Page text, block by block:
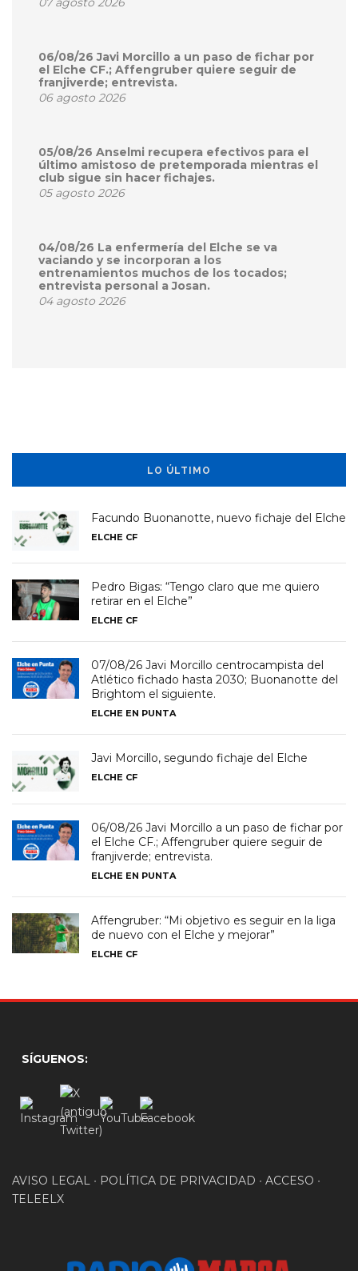
06/08/26 Javi Morcillo a un paso de fichar por
el Elche CF.; Affengruber quiere seguir de
franjiverde; entrevista.
06 agosto 2026
05/08/26 Anselmi recupera efectivos para el
último amistoso de pretemporada mientras el
club sigue sin hacer fichajes.
05 agosto 2026
04/08/26 La enfermería del Elche se va
vaciando y se incorporan a los
entrenamientos muchos de los tocados;
entrevista personal a Josan.
04 agosto 2026
LO ÚLTIMO
Facundo Buonanotte, nuevo fichaje del Elche
ELCHE CF
Pedro Bigas: “Tengo claro que me quiero
retirar en el Elche”
ELCHE CF
07/08/26 Javi Morcillo centrocampista del
Atlético fichado hasta 2030; Buonanotte del
Brightom el siguiente.
ELCHE EN PUNTA
Javi Morcillo, segundo fichaje del Elche
ELCHE CF
06/08/26 Javi Morcillo a un paso de fichar por
el Elche CF.; Affengruber quiere seguir de
franjiverde; entrevista.
ELCHE EN PUNTA
Affengruber: “Mi objetivo es seguir en la liga
de nuevo con el Elche y mejorar”
ELCHE CF
SÍGUENOS:
AVISO LEGAL • POLÍTICA DE PRIVACIDAD • ACCESO •
TELEELX